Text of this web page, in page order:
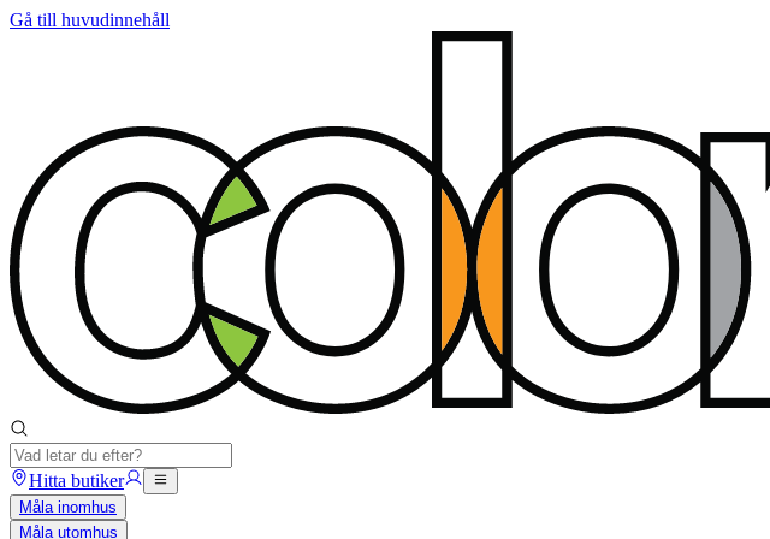
Gå till huvudinnehåll
Hitta butiker
Måla inomhus
Måla utomhus